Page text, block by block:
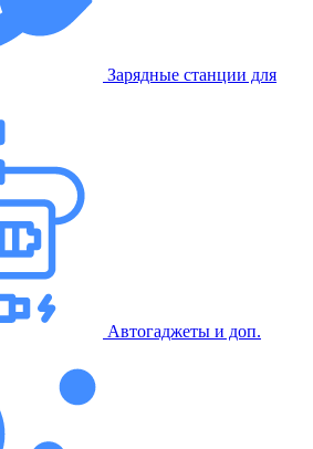
Зарядные станции для
Автогаджеты и доп.